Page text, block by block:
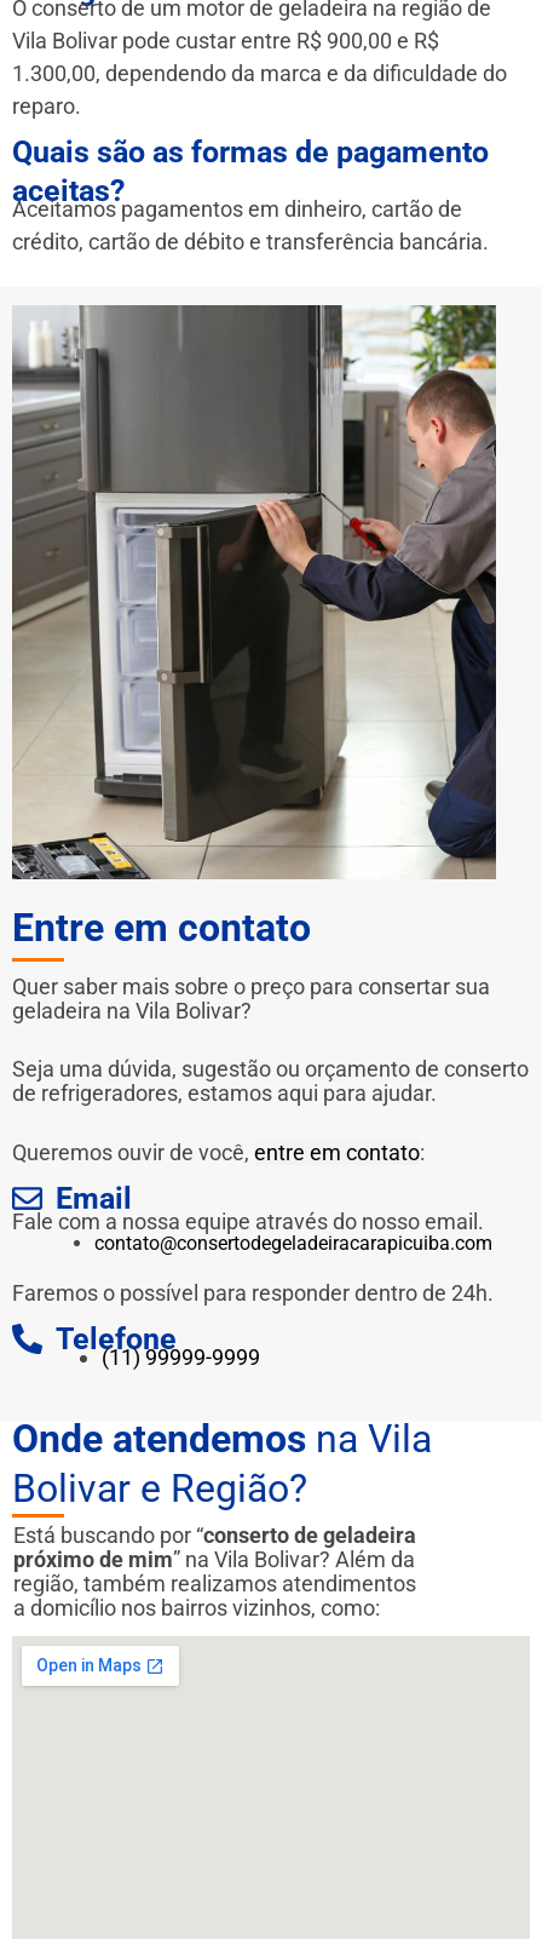
O conserto de um motor de geladeira na região de
Vila Bolivar pode custar entre R$ 900,00 e R$
1.300,00, dependendo da marca e da dificuldade do
reparo.
Quais são as formas de pagamento
aceitas?
Aceitamos pagamentos em dinheiro, cartão de
crédito, cartão de débito e transferência bancária.
Entre em contato
Quer saber mais sobre o preço para consertar sua
geladeira na Vila Bolivar?
Seja uma dúvida, sugestão ou orçamento de conserto
de refrigeradores, estamos aqui para ajudar.
Queremos ouvir de você, entre em contato:
Email
Fale com a nossa equipe através do nosso email.
contato@consertodegeladeiracarapicuiba.com
Faremos o possível para responder dentro de 24h.
Telefone
(11) 99999-9999
Onde atendemos na Vila
Bolivar e Região?
Está buscando por “conserto de geladeira
próximo de mim” na Vila Bolivar? Além da
região, também realizamos atendimentos
a domicílio nos bairros vizinhos, como: